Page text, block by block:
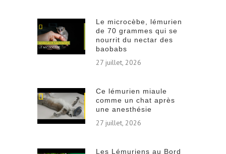
Le microcèbe, lémurien
de 70 grammes qui se
nourrit du nectar des
baobabs
27 juillet, 2026
Ce lémurien miaule
comme un chat après
une anesthésie
27 juillet, 2026
Les Lémuriens au Bord